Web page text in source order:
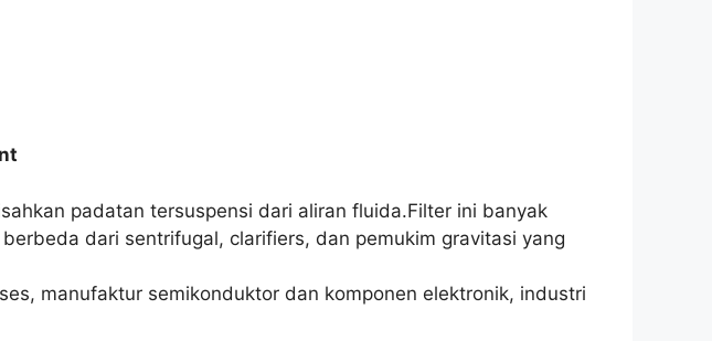
padatan tersuspensi dari aliran fluida.Filter ini banyak
dari sentrifugal, clarifiers, dan pemukim gravitasi yang
manufaktur semikonduktor dan komponen elektronik, industri